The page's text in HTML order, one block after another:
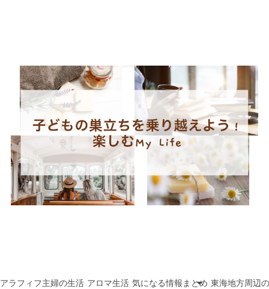
アラフィフ主婦の生活 アロマ生活 気になる情報まとめ 東海地方周辺